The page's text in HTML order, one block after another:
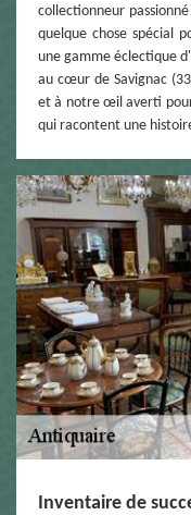
collectionneur
quelque chose spécial
une gamme éclectique
au cœur de Savignac
et à notre œil averti pour
qui racontent une
Inventaire de